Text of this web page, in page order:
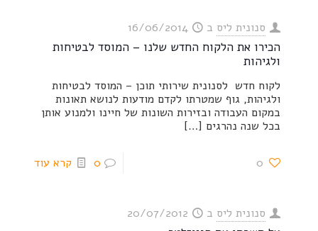
סנונית ליס ב 16/06/2014
הכירו את הלקוח החדש שלנו – המוסד לבטיחות
ולגיהות
לקוח חדש לסנונית שירותי תוכן – המוסד לבטיחות
ולגיהות, גוף שמטרתו לקדם מודעות לנושא תאונות
במקום העבודה ובזירות השונות של חיינו ולמנוע אותן
בכל שנה נהרגים […]
0
0 קרא עוד
סנונית ליס ב 20/07/2012